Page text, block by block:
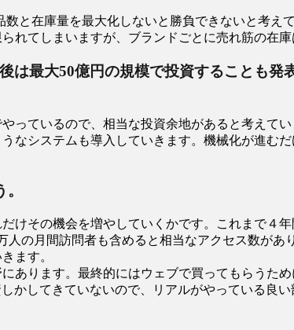
と在庫量を最大化しないと勝負できないと考え
てしまいますが、ブランドごとに売れ筋の在
最大50億円の規模で投資することも発
っているので、相当な投資余地があると考えて
なシステムも導入していきます。機械化が進む
その機会を増やしていくかです。これまで４
の月間訪問者も含めると相当なアクセス数が
ます。
あります。最終的にはウェブで買ってもらうた
かしてきていないので、リアルがやっている良